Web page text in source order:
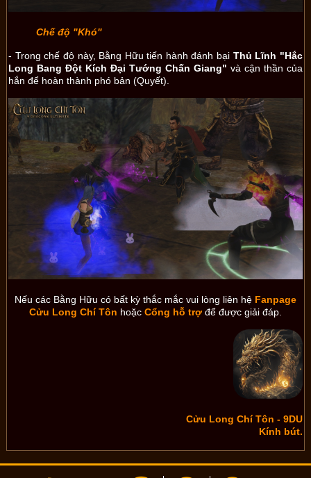
Chế độ "Khó"
- Trong chế độ này, Bằng Hữu tiến hành đánh bại Thủ Lĩnh "Hắc
Long Bang Đột Kích Đại Tướng Chấn Giang" và cận thần của
hắn để hoàn thành phó bản (Quyết).
Nếu các Bằng Hữu có bất kỳ thắc mắc vui lòng liên hệ Fanpage
Cửu Long Chí Tôn hoặc Cổng hỗ trợ để được giải đáp.
Cửu Long Chí Tôn - 9DU
Kính bút.